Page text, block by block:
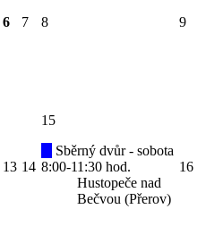
6 7 8 9
13 14
15
Sběrný dvůr - sobota
8:00-11:30 hod.
Hustopeče nad
Bečvou (Přerov)
16